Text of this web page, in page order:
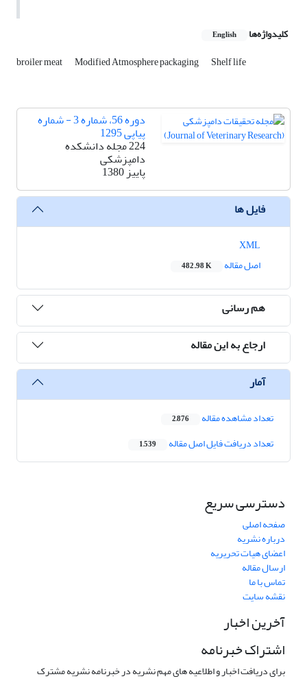
کلیدواژه‌ها English
broiler meat Modified Atmosphere packaging Shelf life
دوره 56، شماره 3 - شماره
پیاپی 1295
224 مجله دانشکده
دامپزشکی
پاییز 1380
فایل ها
اصل مقاله
482.98 K
هم رسانی
ارجاع به این مقاله
آمار
تعداد مشاهده مقاله 2,876
تعداد دریافت فایل اصل مقاله 1,539
دسترسی سریع
صفحه اصلی
درباره نشریه
اعضای هیات تحریریه
ارسال مقاله
تماس با ما
نقشه سایت
آخرین اخبار
اشتراک خبرنامه
برای دریافت اخبار و اطلاعیه های مهم نشریه در خبرنامه نشریه مشترک